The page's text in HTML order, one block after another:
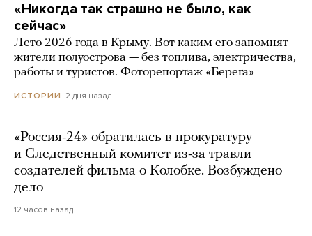
«Никогда так страшно не было, как
сейчас»
Лето 2026 года в Крыму. Вот каким его запомнят
жители полуострова — без топлива, электричества,
работы и туристов. Фоторепортаж «Берега»
ИСТОРИИ 2 дня назад
«Россия-24» обратилась в прокуратуру
и Следственный комитет из-за травли
создателей фильма о Колобке. Возбуждено
дело
12 часов назад